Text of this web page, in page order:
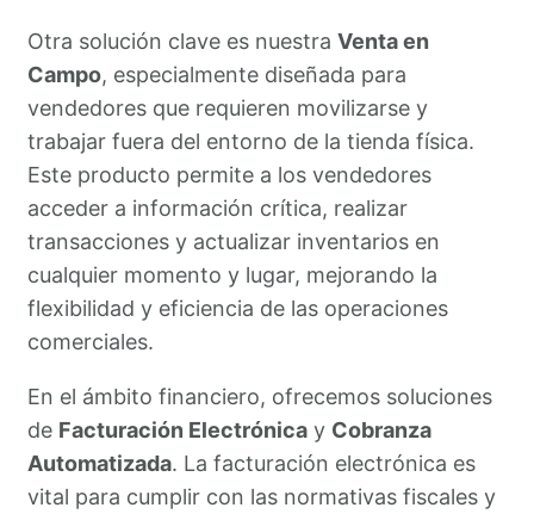
Otra solución clave es nuestra Venta en
Campo, especialmente diseñada para
vendedores que requieren movilizarse y
trabajar fuera del entorno de la tienda física.
Este producto permite a los vendedores
acceder a información crítica, realizar
transacciones y actualizar inventarios en
cualquier momento y lugar, mejorando la
flexibilidad y eficiencia de las operaciones
comerciales.
En el ámbito financiero, ofrecemos soluciones
de Facturación Electrónica y Cobranza
Automatizada. La facturación electrónica es
vital para cumplir con las normativas fiscales y